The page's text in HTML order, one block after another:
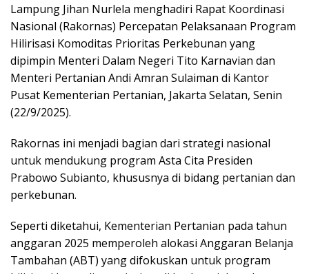
Lampung Jihan Nurlela menghadiri Rapat Koordinasi
Nasional (Rakornas) Percepatan Pelaksanaan Program
Hilirisasi Komoditas Prioritas Perkebunan yang
dipimpin Menteri Dalam Negeri Tito Karnavian dan
Menteri Pertanian Andi Amran Sulaiman di Kantor
Pusat Kementerian Pertanian, Jakarta Selatan, Senin
(22/9/2025).
Rakornas ini menjadi bagian dari strategi nasional
untuk mendukung program Asta Cita Presiden
Prabowo Subianto, khususnya di bidang pertanian dan
perkebunan.
Seperti diketahui, Kementerian Pertanian pada tahun
anggaran 2025 memperoleh alokasi Anggaran Belanja
Tambahan (ABT) yang difokuskan untuk program